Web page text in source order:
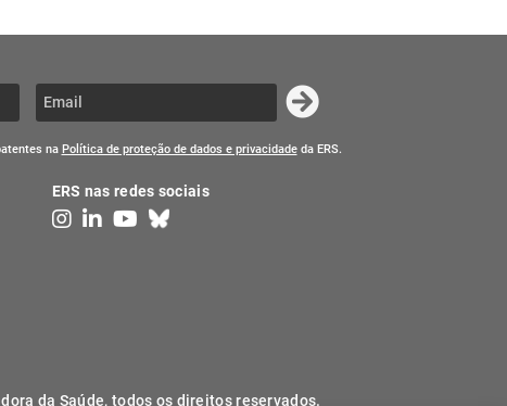
na Política de proteção de dados e privacidadeda ERS.
ERS nas redes sociais
da Saúde, todos os direitos reservados.